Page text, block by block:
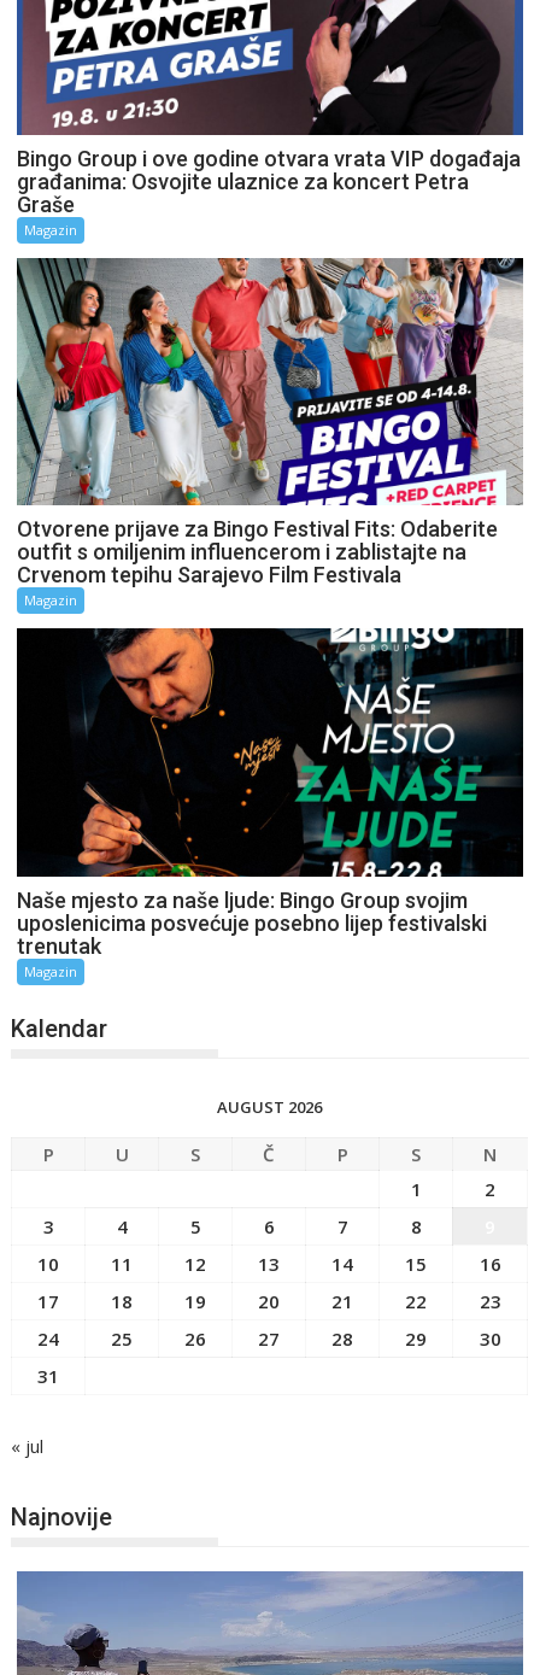
Bingo Group i ove godine otvara vrata VIP događaja
građanima: Osvojite ulaznice za koncert Petra
Graše
Magazin
Otvorene prijave za Bingo Festival Fits: Odaberite
outfit s omiljenim influencerom i zablistajte na
Crvenom tepihu Sarajevo Film Festivala
Magazin
Naše mjesto za naše ljude: Bingo Group svojim
uposlenicima posvećuje posebno lijep festivalski
trenutak
Magazin
Kalendar
AUGUST 2026
P U S Č P S
N
1
2
3
4 5 6 7 8
10
11 12 13 14 15
16
17
18 19 20 21 22
23
24
25 26 27 28 29
30
31
« jul
Najnovije